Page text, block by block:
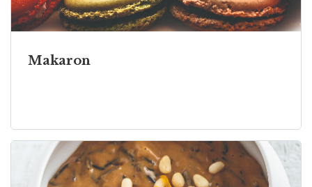
Makaron